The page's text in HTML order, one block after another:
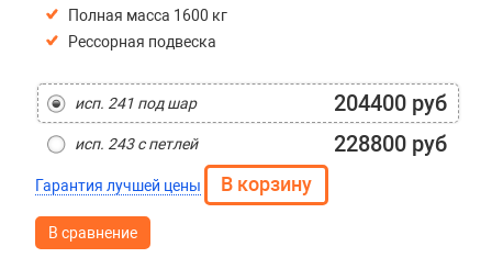
Полная масса 1600 кг
Рессорная подвеска
исп. 241 под шар 204400 руб
исп. 243 с петлей 228800 руб
Гарантия лучшей цены
В сравнение